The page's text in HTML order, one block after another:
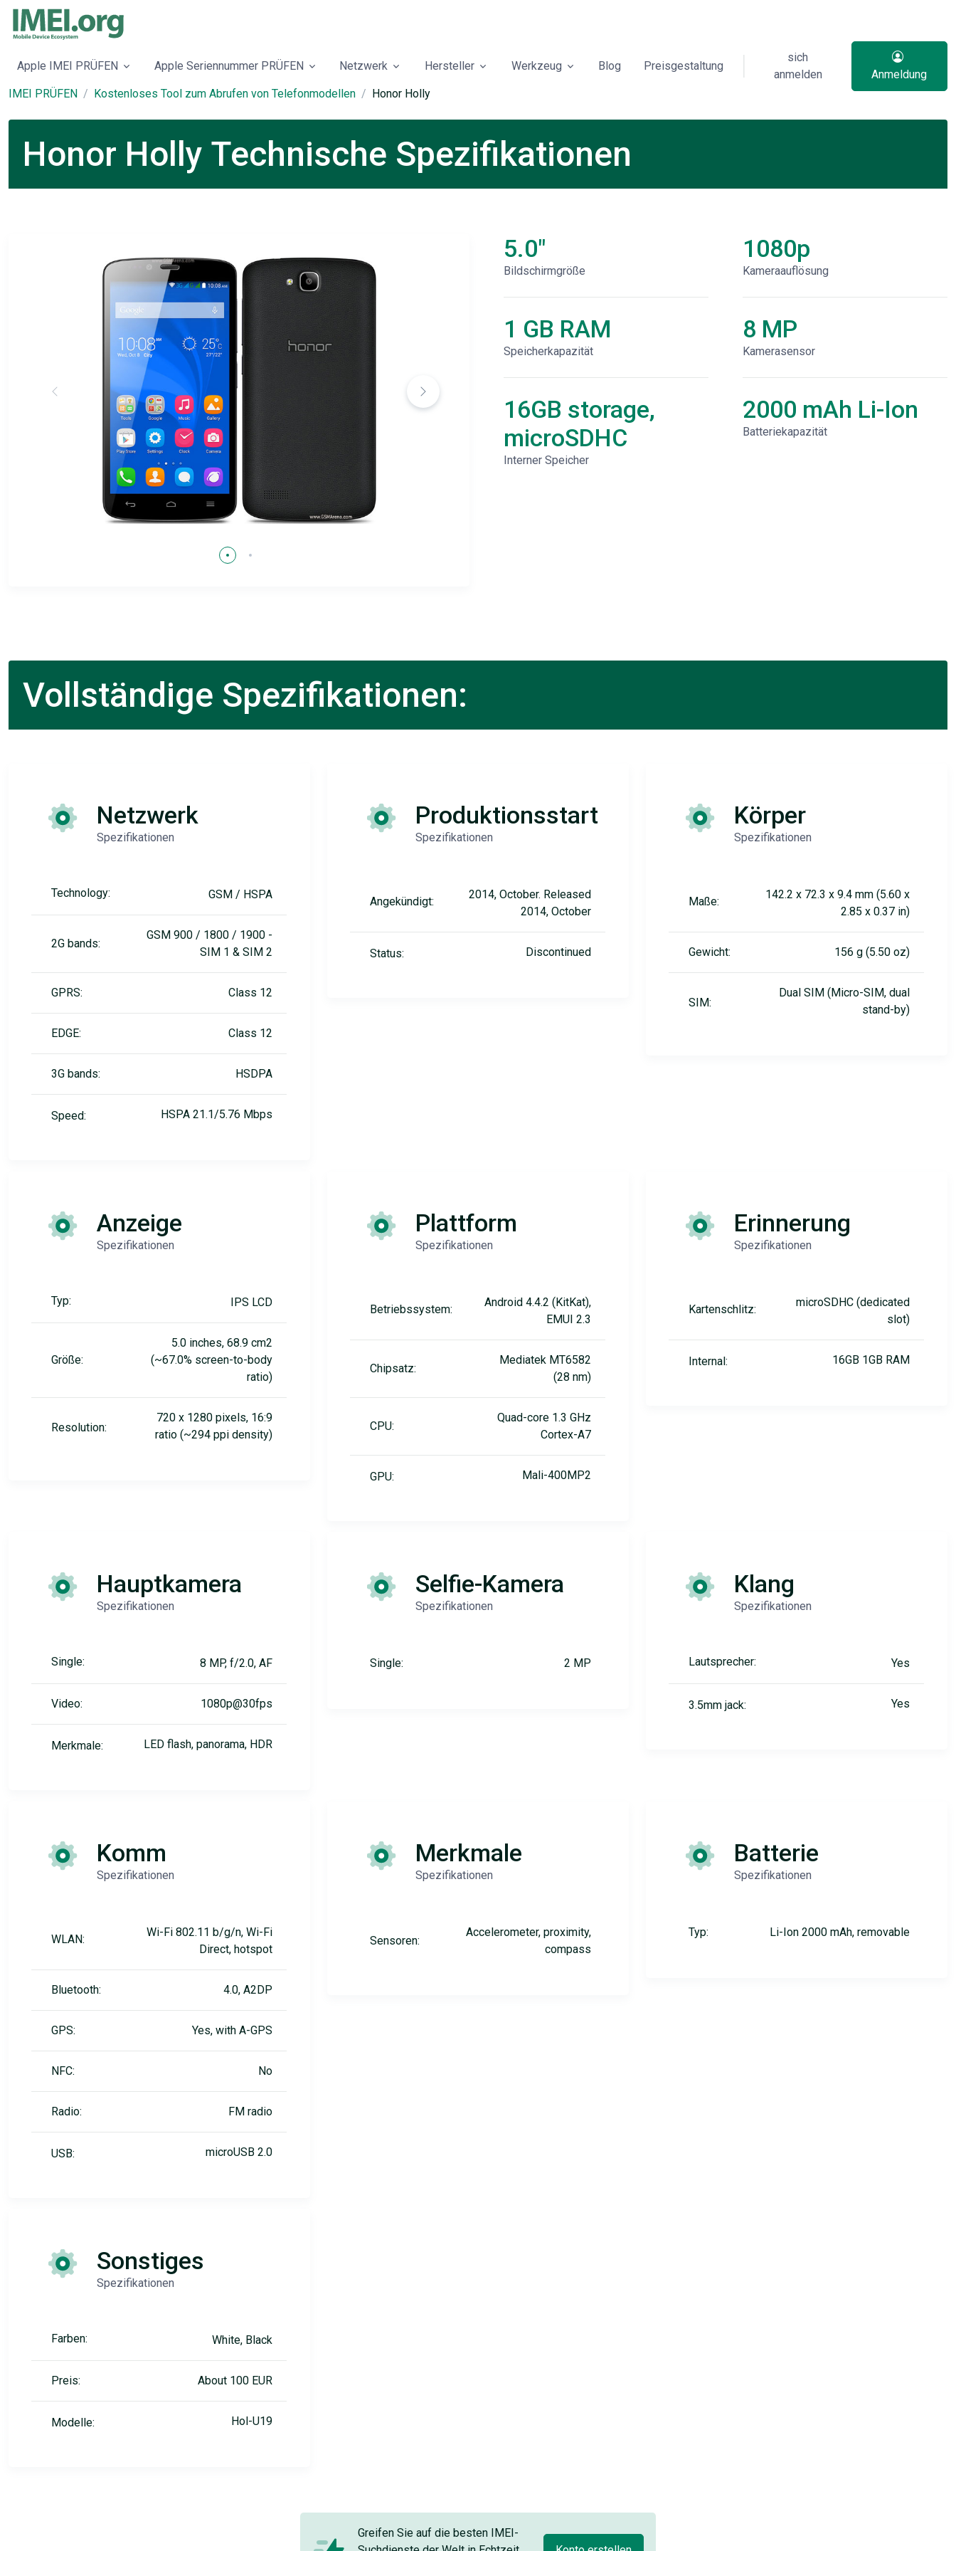
Apple IMEI PRÜFEN Apple Seriennummer PRÜFEN Netzwerk Hersteller Werkzeug Blog Preisgestaltung
sich
anmelden
Anmeldung
IMEI PRÜFEN
Kostenloses Tool zum Abrufen von Telefonmodellen Honor Holly
Honor Holly Technische Spezifikationen
5.0"
Bildschirmgröße
1 GB RAM
Speicherkapazität
16GB storage,
microSDHC
Interner Speicher
1080p
Kameraauflösung
8 MP
Kamerasensor
2000 mAh Li-Ion
Batteriekapazität
Vollständige Spezifikationen:
Netzwerk
Spezifikationen
Technology: GSM / HSPA
2G bands:
GSM 900 / 1800 / 1900 -
SIM 1 & SIM 2
GPRS: Class 12
EDGE: Class 12
3G bands: HSDPA
Speed: HSPA 21.1/5.76 Mbps
Produktionsstart
Spezifikationen
Angekündigt:
2014, October. Released
2014, October
Status: Discontinued
Körper
Spezifikationen
Maße:
142.2 x 72.3 x 9.4 mm (5.60 x
2.85 x 0.37 in)
Gewicht: 156 g (5.50 oz)
SIM:
Dual SIM (Micro-SIM, dual
stand-by)
Anzeige
Spezifikationen
Typ: IPS LCD
Größe:
5.0 inches, 68.9 cm2
(~67.0% screen-to-body
ratio)
Resolution:
720 x 1280 pixels, 16:9
ratio (~294 ppi density)
Plattform
Spezifikationen
Betriebssystem:
Android 4.4.2 (KitKat),
EMUI 2.3
Chipsatz:
Mediatek MT6582
(28 nm)
CPU:
Quad-core 1.3 GHz
Cortex-A7
GPU: Mali-400MP2
Erinnerung
Spezifikationen
Kartenschlitz:
microSDHC (dedicated
slot)
Internal: 16GB 1GB RAM
Hauptkamera
Spezifikationen
Single: 8 MP, f/2.0, AF
Video: 1080p@30fps
Merkmale: LED flash, panorama, HDR
Selfie-Kamera
Spezifikationen
Single: 2 MP
Klang
Spezifikationen
Lautsprecher: Yes
3.5mm jack: Yes
Komm
Spezifikationen
WLAN:
Wi-Fi 802.11 b/g/n, Wi-Fi
Direct, hotspot
Bluetooth: 4.0, A2DP
GPS: Yes, with A-GPS
NFC: No
Radio: FM radio
USB: microUSB 2.0
Merkmale
Spezifikationen
Sensoren:
Accelerometer, proximity,
compass
Batterie
Spezifikationen
Typ: Li-Ion 2000 mAh, removable
Sonstiges
Spezifikationen
Farben: White, Black
Preis: About 100 EUR
Modelle: Hol-U19
Greifen Sie auf die besten IMEI-